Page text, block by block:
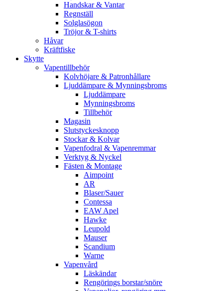
Handskar & Vantar
Regnställ
Solglasögon
Tröjor & T-shirts
Håvar
Kräftfiske
Skytte
Vapentillbehör
Kolvhöjare & Patronhållare
Ljuddämpare & Mynningsbroms
Ljuddämpare
Mynningsbroms
Tillbehör
Magasin
Slutstyckesknopp
Stockar & Kolvar
Vapenfodral & Vapenremmar
Verktyg & Nyckel
Fästen & Montage
Aimpoint
AR
Blaser/Sauer
Contessa
EAW Apel
Hawke
Leupold
Mauser
Scandium
Warne
Vapenvård
Läskändar
Rengörings borstar/snöre